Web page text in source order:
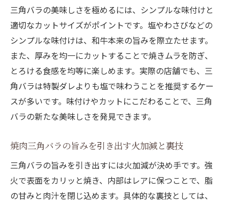
三角バラの美味しさを極めるには、シンプルな味付けと
適切なカットサイズがポイントです。塩やわさびなどの
シンプルな味付けは、和牛本来の旨みを際立たせます。
また、厚みを均一にカットすることで焼きムラを防ぎ、
とろける食感を均等に楽しめます。実際の店舗でも、三
角バラは特製ダレよりも塩で味わうことを推奨するケー
スが多いです。味付けやカットにこだわることで、三角
バラの新たな美味しさを発見できます。
焼肉三角バラの旨みを引き出す火加減と裏技
三角バラの旨みを引き出すには火加減が決め手です。強
火で表面をカリッと焼き、内部はレアに保つことで、脂
の甘みと肉汁を閉じ込めます。具体的な裏技としては、